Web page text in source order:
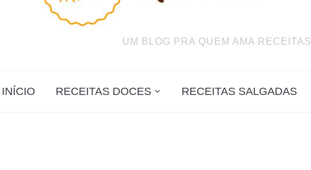
UM BLOG PRA QUEM AMA RECEITAS
INÍCIO RECEITAS DOCES RECEITAS SALGADAS